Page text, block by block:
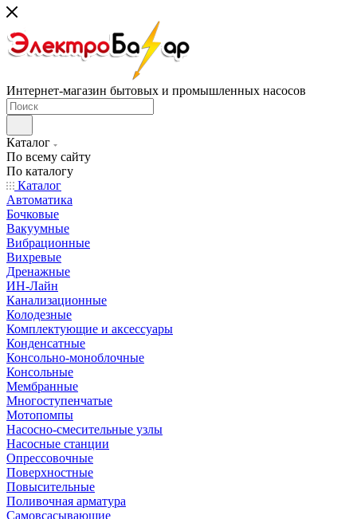
Интернет-магазин бытовых и промышленных насосов
Каталог
По всему сайту
По каталогу
Каталог
Автоматика
Бочковые
Вакуумные
Вибрационные
Вихревые
Дренажные
ИН-Лайн
Канализационные
Колодезные
Комплектующие и аксессуары
Конденсатные
Консольно-моноблочные
Консольные
Мембранные
Многоступенчатые
Мотопомпы
Насосно-смесительные узлы
Насосные станции
Опрессовочные
Поверхностные
Повысительные
Поливочная арматура
Самовсасывающие